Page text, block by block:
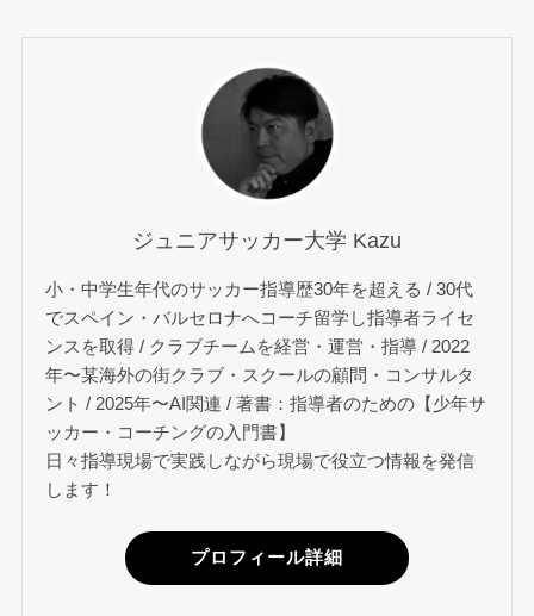
ジュニアサッカー大学 Kazu
小・中学生年代のサッカー指導歴30年を超える / 30代
でスペイン・バルセロナへコーチ留学し指導者ライセ
ンスを取得 / クラブチームを経営・運営・指導 / 2022
年〜某海外の街クラブ・スクールの顧問・コンサルタ
ント / 2025年〜AI関連 / 著書：指導者のための【少年サ
ッカー・コーチングの入門書】
日々指導現場で実践しながら現場で役立つ情報を発信
します！
プロフィール詳細